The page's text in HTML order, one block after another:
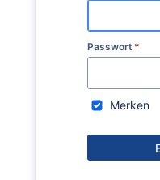
Passwort *
Merken